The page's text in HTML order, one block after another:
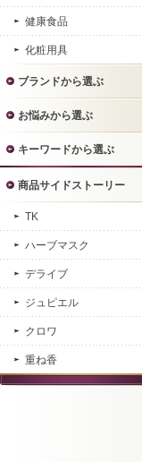
健康食品
化粧用具
ブランドから選ぶ
お悩みから選ぶ
キーワードから選ぶ
商品サイドストーリー
TK
ハーブマスク
デライブ
ジュピエル
クロワ
重ね香